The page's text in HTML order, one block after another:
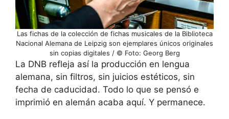
Las fichas de la colección de fichas musicales de la Biblioteca
Nacional Alemana de Leipzig son ejemplares únicos originales
sin copias digitales / © Foto: Georg Berg
La DNB refleja así la producción en lengua
alemana, sin filtros, sin juicios estéticos, sin
fecha de caducidad. Todo lo que se pensó e
imprimió en alemán acaba aquí. Y permanece.